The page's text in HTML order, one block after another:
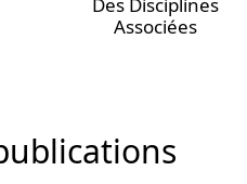
Associées